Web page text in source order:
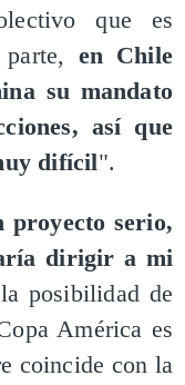
que es
en Chile
su mandato
así que
difícil".
proyecto serio,
dirigir a mi
posibilidad de
América es
coincide con la